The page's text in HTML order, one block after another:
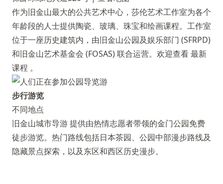
作为旧金山最大的公共艺术中心，莎伦艺术工作室为各个
年龄段的人士提供陶瓷、玻璃、珠宝和绘画课程。工作室
位于一座历史建筑内，由旧金山公园及娱乐部门 (SFRPD)
和旧金山艺术基金会 (FOSAS) 联合运营。欢迎查看最新
课程 。
步行游览
不同地点
旧金山城市导游提供由热情志愿者带领的金门公园免费
徒步游览。热门路线包括日本茶园、公园中部漫步路线及
隐藏景点探索，以及东区和西区历史漫步。